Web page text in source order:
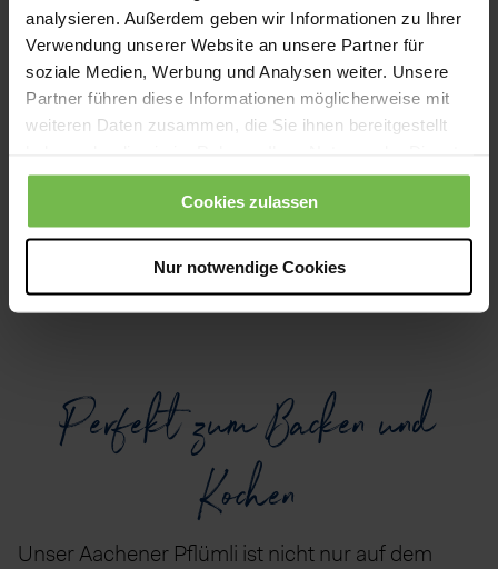
analysieren. Außerdem geben wir Informationen zu Ihrer
Verwendung unserer Website an unsere Partner für
soziale Medien, Werbung und Analysen weiter. Unsere
Partner führen diese Informationen möglicherweise mit
weiteren Daten zusammen, die Sie ihnen bereitgestellt
gesammelt haben.
Cookies zulassen
Nur notwendige Cookies
Perfekt zum Backen und
Kochen
Unser Aachener Pflümli ist nicht nur auf dem